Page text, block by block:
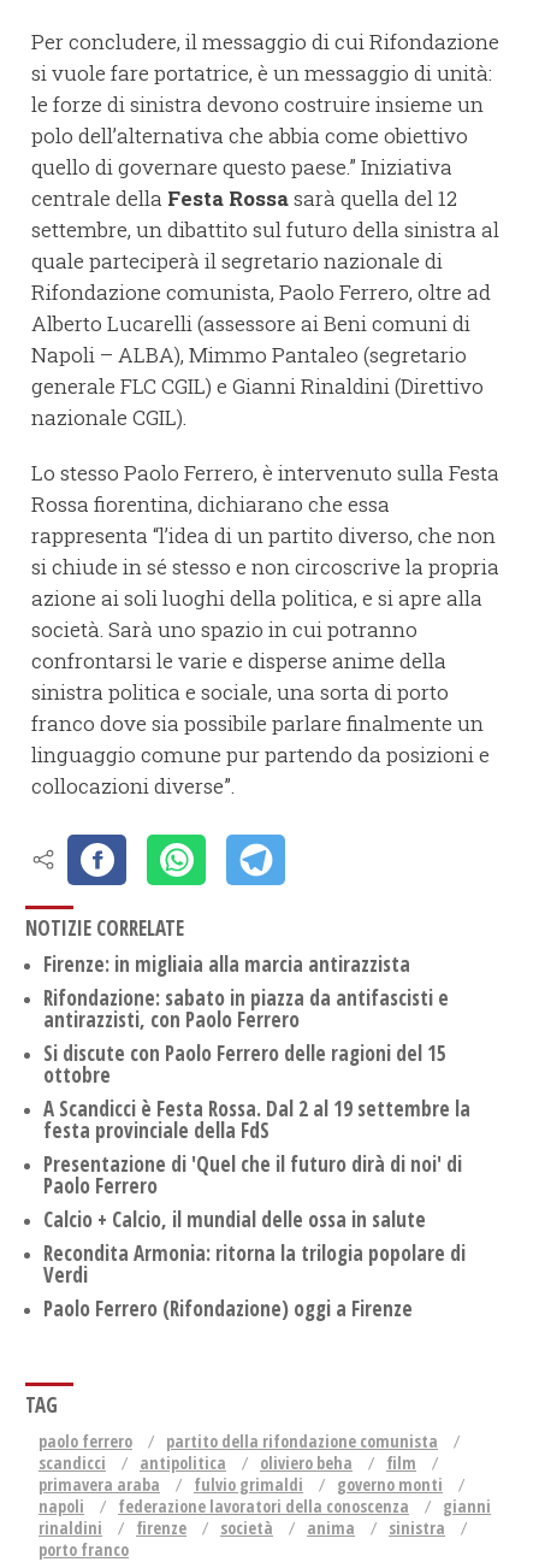
Per concludere, il messaggio di cui Rifondazione
si vuole fare portatrice, è un messaggio di unità:
le forze di sinistra devono costruire insieme un
polo dell’alternativa che abbia come obiettivo
quello di governare questo paese.” Iniziativa
centrale della Festa Rossasarà quella del 12
settembre, un dibattito sul futuro della sinistra al
quale parteciperà il segretario nazionale di
Rifondazione comunista, Paolo Ferrero, oltre ad
Alberto Lucarelli (assessore ai Beni comuni di
Napoli – ALBA), Mimmo Pantaleo (segretario
generale FLC CGIL) e Gianni Rinaldini (Direttivo
nazionale CGIL).
Lo stesso Paolo Ferrero, è intervenuto sulla Festa
Rossa fiorentina, dichiarano che essa
rappresenta “l’idea di un partito diverso, che non
si chiude in sé stesso e non circoscrive la propria
azione ai soli luoghi della politica, e si apre alla
società. Sarà uno spazio in cui potranno
confrontarsi le varie e disperse anime della
sinistra politica e sociale, una sorta di porto
franco dove sia possibile parlare finalmente un
linguaggio comune pur partendo da posizioni e
collocazioni diverse”.
NOTIZIE CORRELATE
Firenze: in migliaia alla marcia antirazzista
Rifondazione: sabato in piazza da antifascisti e
antirazzisti, con Paolo Ferrero
Si discute con Paolo Ferrero delle ragioni del 15
ottobre
A Scandicci è Festa Rossa. Dal 2 al 19 settembre la
festa provinciale della FdS
Presentazione di 'Quel che il futuro dirà di noi' di
Paolo Ferrero
Calcio + Calcio, il mundial delle ossa in salute
Recondita Armonia: ritorna la trilogia popolare di
Verdi
Paolo Ferrero (Rifondazione) oggi a Firenze
TAG
paolo ferrero
partito della rifondazione comunista
scandicci
antipolitica oliviero beha
film
primavera araba
fulvio grimaldi
governo monti
napoli
federazione lavoratori della conoscenza
gianni
rinaldini
firenze società anima
sinistra
porto franco